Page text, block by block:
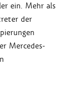
ein. Mehr als
der
Mercedes-